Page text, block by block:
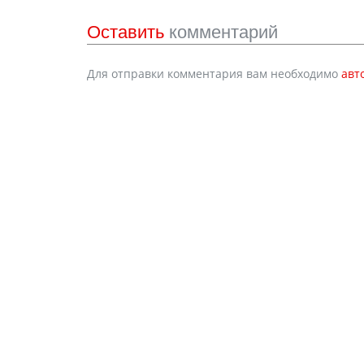
Оставить комментарий
Для отправки комментария вам необходимо